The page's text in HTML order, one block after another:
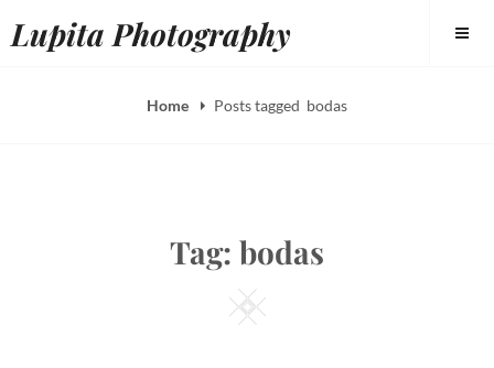
toLupita Photography
Home Posts tagged bodas
Tag: bodas
Square